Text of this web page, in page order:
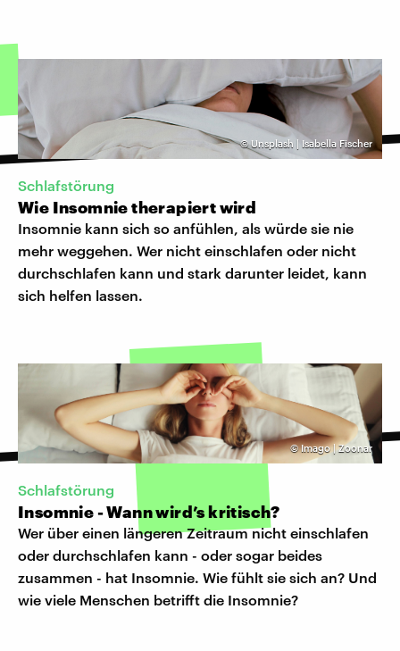
©Unsplash | Isabella Fischer
Schlafstörung
Wie Insomnie therapiert wird
Insomnie kann sich so anfühlen, als würde sie nie
mehr weggehen. Wer nicht einschlafen oder nicht
durchschlafen kann und stark darunter leidet, kann
sich helfen lassen.
©Imago | Zoonar
Schlafstörung
Insomnie - Wann wird’s kritisch?
Wer über einen längeren Zeitraum nicht einschlafen
oder durchschlafen kann - oder sogar beides
zusammen - hat Insomnie. Wie fühlt sie sich an? Und
wie viele Menschen betrifft die Insomnie?